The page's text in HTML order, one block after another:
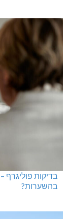
בדיקות
בהשערות?